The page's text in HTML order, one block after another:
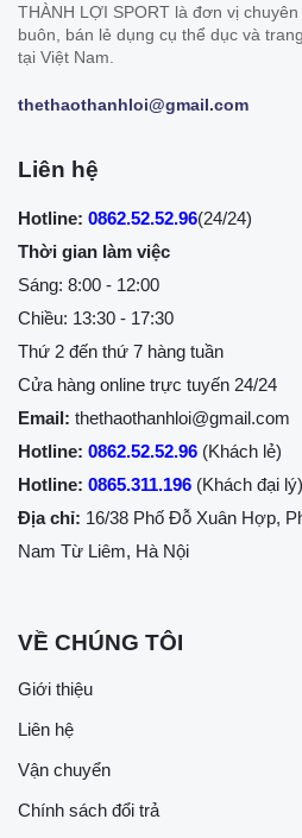
THÀNH LỢI SPORT là đơn vị
buôn, bán lẻ dụng cụ thể dục và
tại Việt Nam.
thethaothanhloi@gmail.com
Liên hệ
Hotline: 0862.52.52.96(24/24)
Thời gian làm việc
Sáng: 8:00 - 12:00
Chiều: 13:30 - 17:30
Thứ 2 đến thứ 7 hàng tuần
Cửa hàng online trực tuyến 24/24
Email: thethaothanhloi@gmail.com
Hotline: 0862.52.52.96 (Khách lẻ)
Hotline: 0865.311.196 (Khách đại lý)
Địa chỉ: 16/38 Phố Đỗ Xuân Hợp,
Nam Từ Liêm, Hà Nội
VỀ CHÚNG TÔI
Giới thiệu
Liên hệ
Vận chuyển
Chính sách đổi trả